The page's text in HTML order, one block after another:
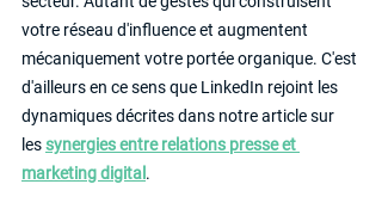
votre réseau d'influence et augmentent
mécaniquement votre portée organique. C'est
d'ailleurs en ce sens que LinkedIn rejoint les
dynamiques décrites dans notre article sur
les synergies entre relations presse et
marketing digital .